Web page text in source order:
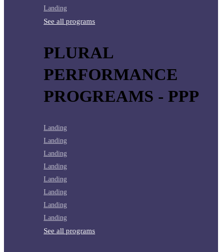
Landing
See all programs
PLURAL
PERFORMANCE
PROGREAMS - PPP
Landing
Landing
Landing
Landing
Landing
Landing
Landing
Landing
See all programs